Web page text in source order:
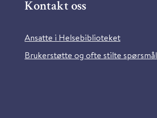
Kontakt oss
Ansatte i Helsebiblioteket
Brukerstøtte og ofte stilte spørsmål